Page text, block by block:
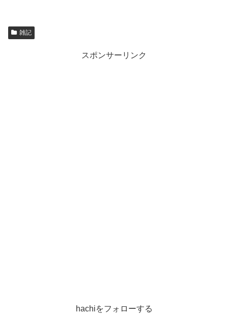
雑記
スポンサーリンク
hachiをフォローする